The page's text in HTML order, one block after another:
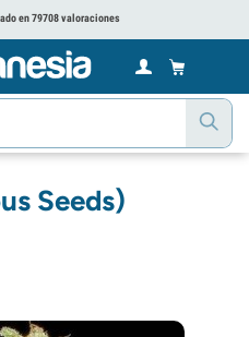
en 79708 valoraciones
Seeds)